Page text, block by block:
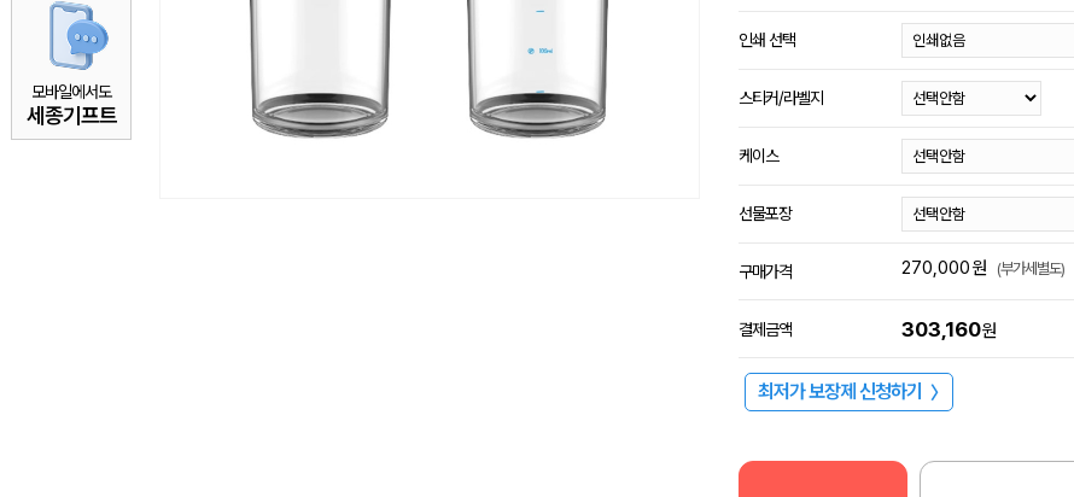
모바일에서도
세종기프트
인쇄 선택
스티커/라벨지
케이스
선물포장
구매가격 270,000원 (부가세별도)
결제금액 303,160원
최저가 보장제 신청하기 〉